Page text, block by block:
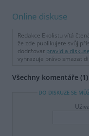
Online diskuse
Redakce Ekolistu vítá
že zde publikujete svůj
dodržovat pravidla diskuse
vyhrazuje právo smazat
Všechny komentáře (1)
DO DISKUZE SE